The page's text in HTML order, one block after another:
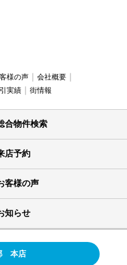
様の声
会社概要
実績 街情報
合物件検索
店予約
客様の声
知らせ
本店